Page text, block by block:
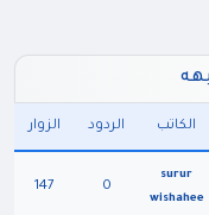
الكاتب الردود الزوار
surur
wishahee
0
147